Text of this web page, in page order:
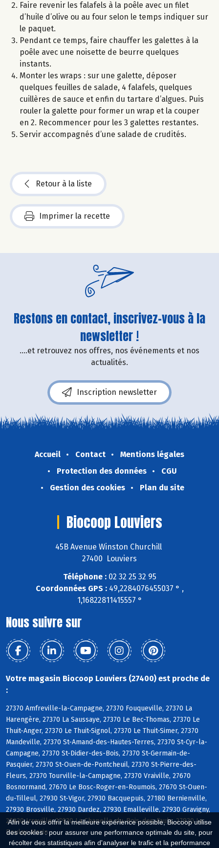
Afin de vous offrir la meilleure expérience possible, Biocoop utilise
des cookies : pour assurer une performance optimale du site, pour
récolter des statistiques afin d'analyser le trafic et la performance
Faire revenir les falafels à la poêle avec un filet
d’huile d’olive ou au four selon le temps indiquer sur
le paquet.
Pendant ce temps, faire chauffer les galettes à la
poêle avec une noisette de beurre quelques
instants.
Monter les wraps : sur une galette, déposer
quelques feuilles de salade, 4 falafels, quelques
cuillères de sauce et enfin du tartare d’algues. Puis
rouler la galette pour former un wrap et la couper
en 2. Recommencer pour les 3 galettes restantes.
Servir accompagnés d’une salade de crudités.
Retour à la liste
Imprimer la recette
Restons en contact, inscrivez-vous à la
newsletter !
....et retrouvez nos offres, nos événements et nos
actualités.
Inscription newsletter
Accueil Contact
Mentions légales
Protection des données
CGU
Gestion des cookies
Plan du site
Biocoop Louviers
45B Avenue Winston Churchill
27400 Louviers
Téléphone :02 32 25 32 95
Coordonnées GPS :49,2284076455037 ° ,
1,16822811415557 °
Nous suivre sur
Votre magasin Biocoop Louviers (27400) est proche de
:
27370 Amfreville-la-Campagne, 27370 Fouqueville, 27370 La
Harengère, 27370 La Saussaye, 27370 Le Bec-Thomas, 27370 Le
Thuit-Anger, 27370 Le Thuit-Signol, 27370 Le Thuit-Simer, 27370
Mandeville, 27370 St-Amand-des-Hautes-Terres, 27370 St-Cyr-la-
Campagne, 27370 St-Didier-des-Bois, 27370 St-Germain-de-
Pasquier, 27370 St-Ouen-de-Pontcheuil, 27370 St-Pierre-des-
Fleurs, 27370 Tourville-la-Campagne, 27370 Vraiville, 27670
Bosnormand, 27670 Le Bosc-Roger-en-Roumois, 27670 St-Ouen-
du-Tilleul, 27930 St-Vigor, 27930 Bacquepuis, 27180 Bernienville,
27930 Brosville, 27930 Dardez, 27930 Emalleville, 27930 Gravigny,
27930 Irreville, 27930 La Chapelle-du-Bois-des-Faulx, 27930 Le
Boulay-Morin